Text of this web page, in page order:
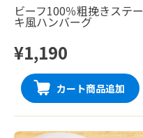
ビーフ100％粗挽きステー
キ風ハンバーグ
¥1,190
カート商品追加